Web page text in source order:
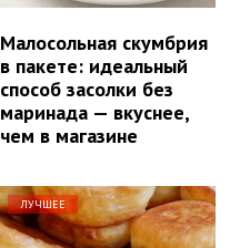
Малосольная скумбрия
в пакете: идеальный
способ засолки без
маринада — вкуснее,
чем в магазине
ЛУЧШЕЕ